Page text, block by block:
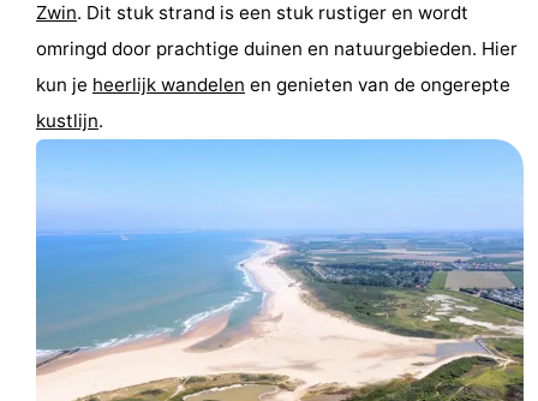
Zwin. Dit stuk strand is een stuk rustiger en wordt
omringd door prachtige duinen en natuurgebieden. Hier
kun je heerlijk wandelen en genieten van de ongerepte
kustlijn.